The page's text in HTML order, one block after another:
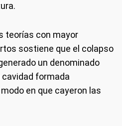
teorías con mayor
sostiene que el colapso
un denominado
cavidad formada
en que cayeron las